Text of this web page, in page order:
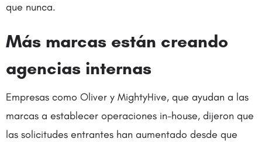
que nunca.
Más marcas están creando
agencias internas
Empresas como Oliver y MightyHive, que ayudan a las
marcas a establecer operaciones in-house, dijeron que
las solicitudes entrantes han aumentado desde que